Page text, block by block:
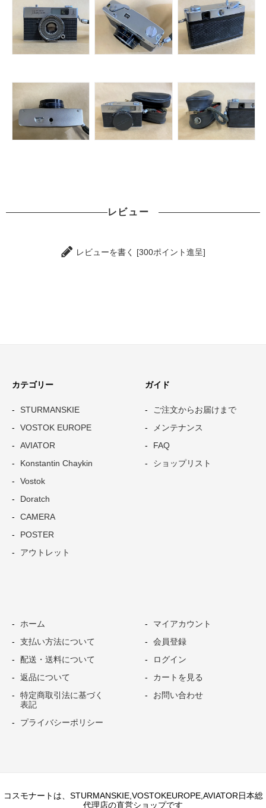
レビュー
レビューを書く [300ポイント進呈]
カテゴリー
STURMANSKIE
VOSTOK EUROPE
AVIATOR
Konstantin Chaykin
Vostok
Doratch
CAMERA
POSTER
アウトレット
ガイド
ご注文からお届けまで
メンテナンス
FAQ
ショップリスト
ホーム
支払い方法について
配送・送料について
返品について
特定商取引法に基づく
表記
プライバシーポリシー
マイアカウント
会員登録
ログイン
カートを見る
お問い合わせ
コスモナートは、STURMANSKIE,VOSTOKEUROPE,AVIATOR日本総
代理店の直営ショップです